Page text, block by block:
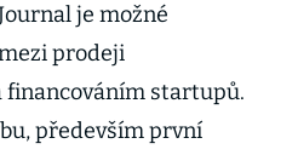
je možné
prodeji
financováním startupů.
především první